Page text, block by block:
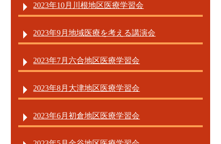
2023年10月川根地区医療学習会
2023年9月地域医療を考える講演会
2023年7月六合地区医療学習会
2023年8月大津地区医療学習会
2023年6月初倉地区医療学習会